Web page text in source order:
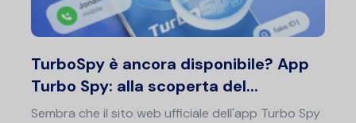
TurboSpy è ancora disponibile? App
Turbo Spy: alla scoperta del...
Sembra che il sito web ufficiale dell'app Turbo Spy